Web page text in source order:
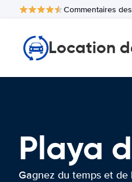
Commentaires
Location
Playa
Gagnez du temps et de